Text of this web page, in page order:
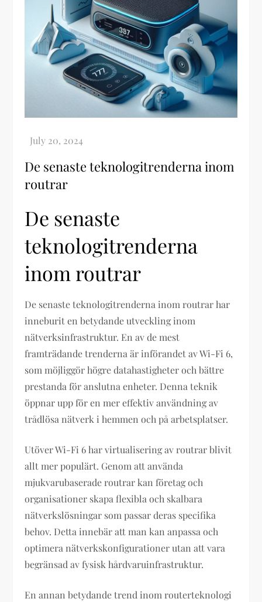
De senaste teknologitrenderna inom
routrar
De senaste
teknologitrenderna
inom routrar
De senaste teknologitrenderna inom routrar har
inneburit en betydande utveckling inom
nätverksinfrastruktur. En av de mest
framträdande trenderna är införandet av Wi-Fi 6,
som möjliggör högre datahastigheter och bättre
prestanda för anslutna enheter. Denna teknik
öppnar upp för en mer effektiv användning av
trådlösa nätverk i hemmen och på arbetsplatser.
Utöver Wi-Fi 6 har virtualisering av routrar blivit
allt mer populärt. Genom att använda
mjukvarubaserade routrar kan företag och
organisationer skapa flexibla och skalbara
nätverkslösningar som passar deras specifika
behov. Detta innebär att man kan anpassa och
optimera nätverkskonfigurationer utan att vara
begränsad av fysisk hårdvaruinfrastruktur.
En annan betydande trend inom routerteknologi